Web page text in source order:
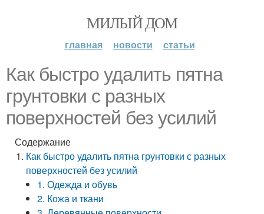
МИЛЫЙ ДОМ
главная новости статьи
Как быстро удалить пятна
грунтовки с разных
поверхностей без усилий
Содержание
Как быстро удалить пятна грунтовки с разных
поверхностей без усилий
1. Одежда и обувь
2. Кожа и ткани